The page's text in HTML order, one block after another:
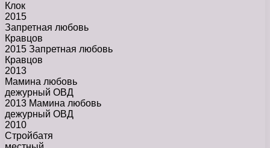
Клок
2015
Запретная любовь
Кравцов
2015 Запретная любовь
Кравцов
2013
Мамина любовь
дежурный ОВД
2013 Мамина любовь
дежурный ОВД
2010
Стройбатя